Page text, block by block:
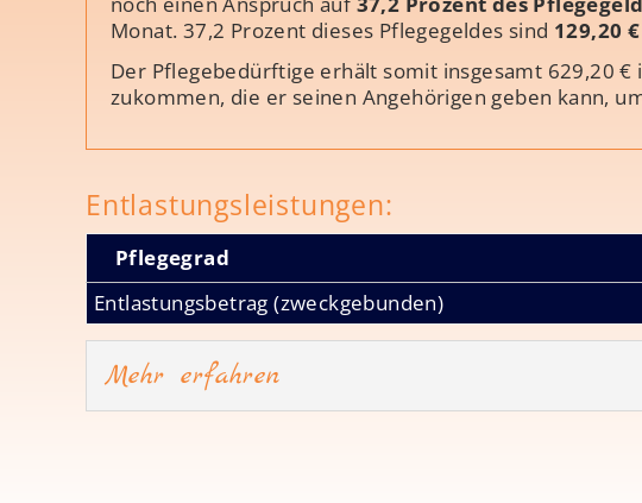
Monat. 37,2 Prozent dieses Pflegegeldes sind 129,20
Der Pflegebedürftige erhält somit insgesamt 629,20
zukommen, die er seinen Angehörigen geben kann,
Entlastungsleistungen:
Pflegegrad
Entlastungsbetrag (zweckgebunden)
Mehr erfahren